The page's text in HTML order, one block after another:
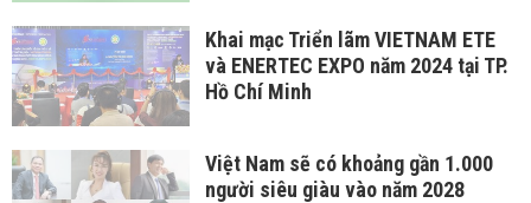
Khai mạc Triển lãm VIETNAM ETE
và ENERTEC EXPO năm 2024 tại TP.
Hồ Chí Minh
Việt Nam sẽ có khoảng gần 1.000
người siêu giàu vào năm 2028